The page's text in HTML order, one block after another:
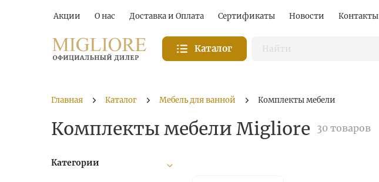
Акции О нас Доставка и Оплата Сертификаты Новости Контакты
Каталог
Главная Каталог Мебель для ванной Комплекты мебели
Комплекты мебели Migliore 30 товаров
Категории